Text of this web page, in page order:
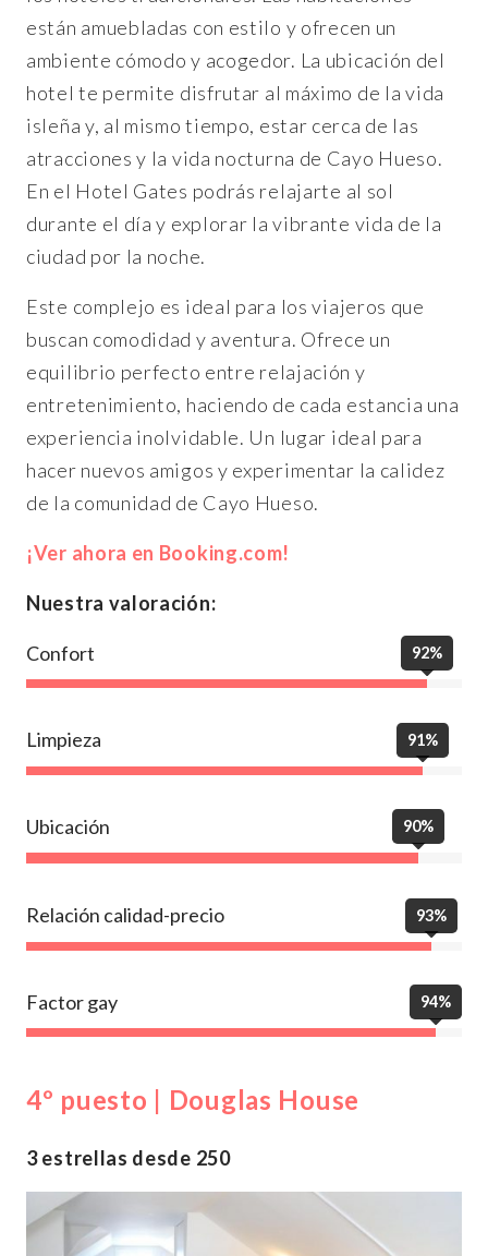
están amuebladas con estilo y ofrecen un
ambiente cómodo y acogedor. La ubicación del
hotel te permite disfrutar al máximo de la vida
isleña y, al mismo tiempo, estar cerca de las
atracciones y la vida nocturna de Cayo Hueso.
En el Hotel Gates podrás relajarte al sol
durante el día y explorar la vibrante vida de la
ciudad por la noche.
Este complejo es ideal para los viajeros que
buscan comodidad y aventura. Ofrece un
equilibrio perfecto entre relajación y
entretenimiento, haciendo de cada estancia una
experiencia inolvidable. Un lugar ideal para
hacer nuevos amigos y experimentar la calidez
de la comunidad de Cayo Hueso.
¡Ver ahora en Booking.com!
Nuestra valoración:
Confort 92%
Limpieza 91%
Ubicación 90%
Relación calidad-precio 93%
Factor gay 94%
4º puesto | Douglas House
3 estrellas desde 250